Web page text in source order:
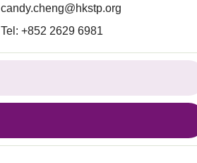
candy.cheng@hkstp.org
Tel: +852 2629 6981